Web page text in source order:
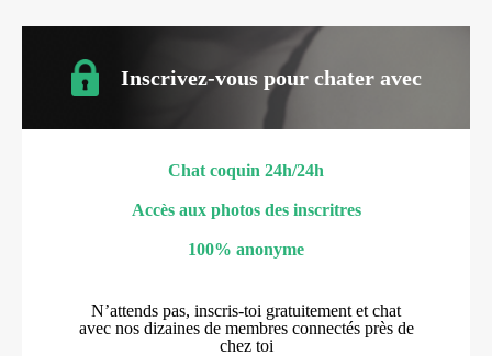
Inscrivez-vous pour chater avec
Chat coquin 24h/24h
Accès aux photos des inscritres
100% anonyme
N’attends pas, inscris-toi gratuitement et chat
avec nos dizaines de membres connectés près de
chez toi